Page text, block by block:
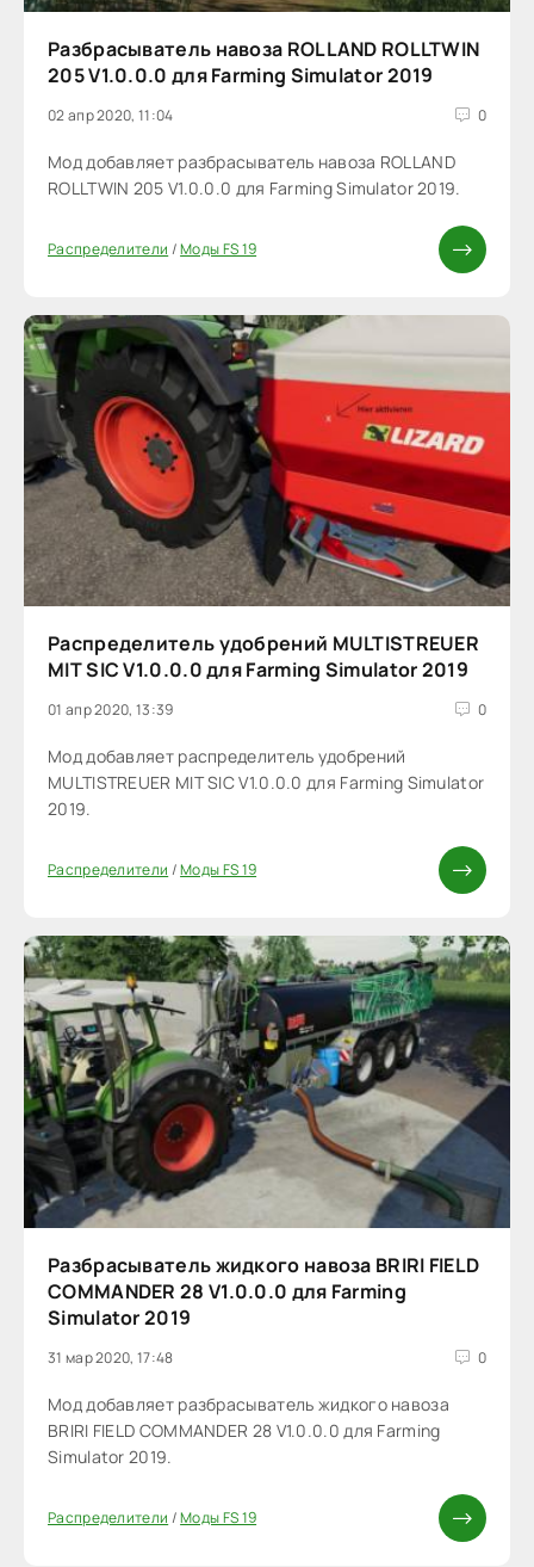
Разбрасыватель навоза ROLLAND ROLLTWIN
205 V1.0.0.0 для Farming Simulator 2019
02 апр 2020, 11:04 0
Мод добавляет разбрасыватель навоза ROLLAND
ROLLTWIN 205 V1.0.0.0 для Farming Simulator 2019.
Распределители /Моды FS 19
Распределитель удобрений MULTISTREUER
MIT SIC V1.0.0.0 для Farming Simulator 2019
01 апр 2020, 13:39 0
Мод добавляет распределитель удобрений
MULTISTREUER MIT SIC V1.0.0.0 для Farming Simulator
2019.
Распределители /Моды FS 19
Разбрасыватель жидкого навоза BRIRI FIELD
COMMANDER 28 V1.0.0.0 для Farming
Simulator 2019
31 мар 2020, 17:48 0
Мод добавляет разбрасыватель жидкого навоза
BRIRI FIELD COMMANDER 28 V1.0.0.0 для Farming
Simulator 2019.
Распределители /Моды FS 19